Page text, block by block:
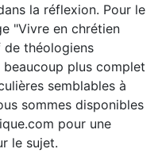
la réflexion. Pour le
"Vivre en chrétien
de théologiens
plus complet
semblables à
sommes disponibles
pour une
le sujet.